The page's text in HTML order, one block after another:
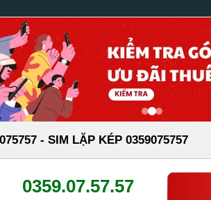
- SIM LẶP KÉP 0359075757
0359.07.57.57